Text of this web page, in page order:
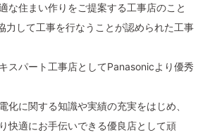
な住まい作りをご提案する工事店のこと
力して工事を行なうことが認められた工事
スパート工事店としてPanasonicより優秀
化に関する知識や実績の充実をはじめ、
快適にお手伝いできる優良店として頑